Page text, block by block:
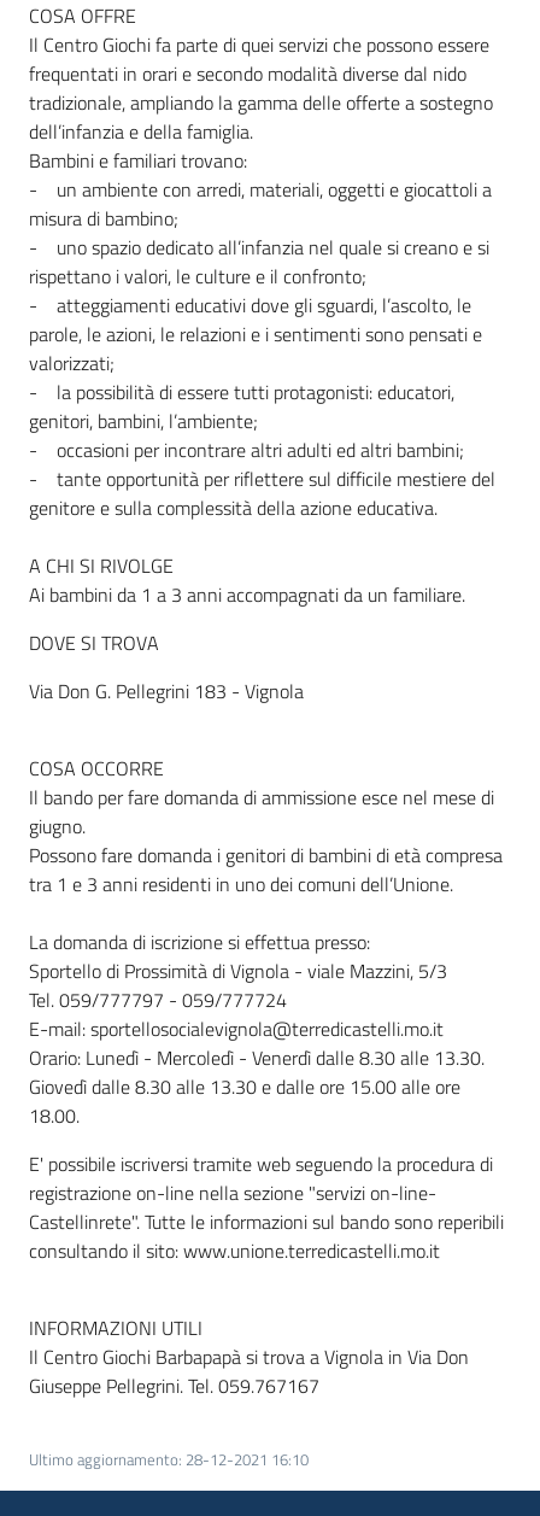
COSA OFFRE
Il Centro Giochi fa parte di quei servizi che possono essere
frequentati in orari e secondo modalità diverse dal nido
tradizionale, ampliando la gamma delle offerte a sostegno
dell’infanzia e della famiglia.
Bambini e familiari trovano:
- un ambiente con arredi, materiali, oggetti e giocattoli a
misura di bambino;
- uno spazio dedicato all’infanzia nel quale si creano e si
rispettano i valori, le culture e il confronto;
- atteggiamenti educativi dove gli sguardi, l’ascolto, le
parole, le azioni, le relazioni e i sentimenti sono pensati e
valorizzati;
- la possibilità di essere tutti protagonisti: educatori,
genitori, bambini, l’ambiente;
- occasioni per incontrare altri adulti ed altri bambini;
- tante opportunità per riflettere sul difficile mestiere del
genitore e sulla complessità della azione educativa.
A CHI SI RIVOLGE
Ai bambini da 1 a 3 anni accompagnati da un familiare.
DOVE SI TROVA
Via Don G. Pellegrini 183 - Vignola
COSA OCCORRE
Il bando per fare domanda di ammissione esce nel mese di
giugno.
Possono fare domanda i genitori di bambini di età compresa
tra 1 e 3 anni residenti in uno dei comuni dell’Unione.
La domanda di iscrizione si effettua presso:
Sportello di Prossimità di Vignola - viale Mazzini, 5/3
Tel. 059/777797 - 059/777724
E-mail: sportellosocialevignola@terredicastelli.mo.it
Orario: Lunedì - Mercoledì - Venerdì dalle 8.30 alle 13.30.
Giovedì dalle 8.30 alle 13.30 e dalle ore 15.00 alle ore
18.00.
E' possibile iscriversi tramite web seguendo la procedura di
registrazione on-line nella sezione "servizi on-line-
Castellinrete". Tutte le informazioni sul bando sono reperibili
consultando il sito: www.unione.terredicastelli.mo.it
INFORMAZIONI UTILI
Il Centro Giochi Barbapapà si trova a Vignola in Via Don
Giuseppe Pellegrini. Tel. 059.767167
Ultimo aggiornamento: 28-12-2021 16:10